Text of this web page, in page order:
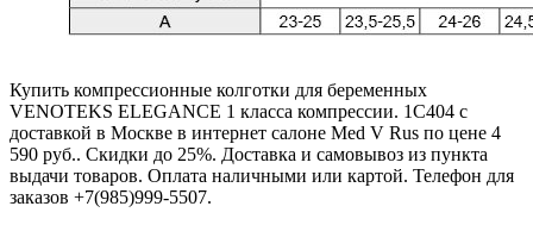
Купить компрессионные колготки для беременных
VENOTEKS ELEGANCE 1 класса компрессии. 1С404 с
доставкой в Москве в интернет салоне Med V Rus по цене 4
590 руб.. Скидки до 25%. Доставка и самовывоз из пункта
выдачи товаров. Оплата наличными или картой. Телефон для
заказов +7(985)999-5507.